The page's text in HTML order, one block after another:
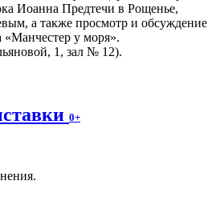
Иоанна Предтечи в Рощенье,
а также просмотр и обсуждение
«Манчестер у моря».
1, зал № 12).
0+